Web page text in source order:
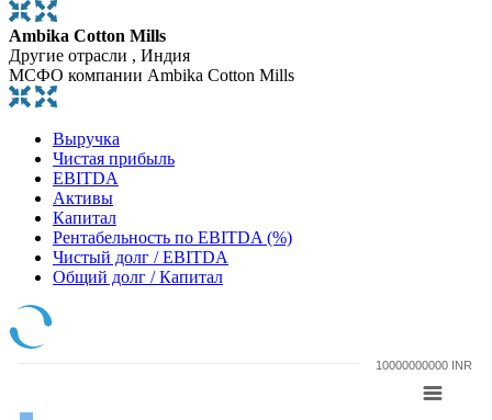
Ambika Cotton Mills
Другие отрасли , Индия
МСФО компании Ambika Cotton Mills
Выручка
Чистая прибыль
EBITDA
Активы
Капитал
Рентабельность по EBITDA (%)
Чистый долг / EBITDA
Общий долг / Капитал
10000000000 INR